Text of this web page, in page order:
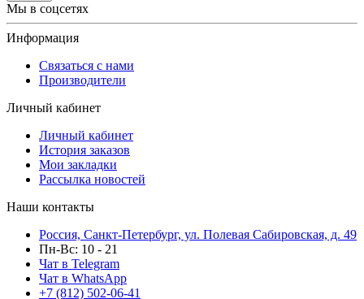
Мы в соцсетях
Информация
Связаться с нами
Производители
Личный кабинет
Личный кабинет
История заказов
Мои закладки
Рассылка новостей
Наши контакты
Россия, Санкт-Петербург, ул. Полевая Сабировская, д. 49
Пн-Вс: 10 - 21
Чат в Telegram
Чат в WhatsApp
+7 (812) 502-06-41